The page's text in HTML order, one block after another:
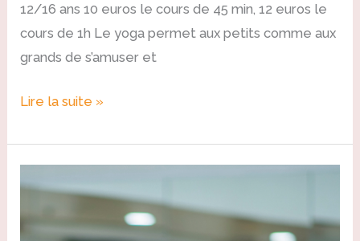
12/16 ans 10 euros le cours de 45 min, 12 euros le
cours de 1h Le yoga permet aux petits comme aux
grands de s’amuser et
Lire la suite »
2024/2025